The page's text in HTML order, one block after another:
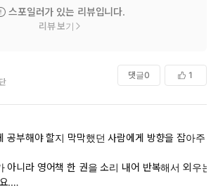
스포일러가 있는 리뷰입니다.
리뷰 보기
댓글0 1
공부해야 할지 막막했던 사람에게 방향을 잡아주
아니라 영어책 한 권을 소리 내어 반복해서 외우는
.